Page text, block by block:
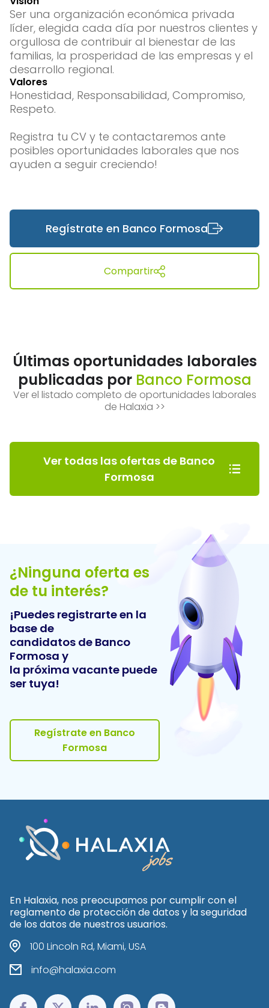
Ser una organización económica privada
líder, elegida cada día por nuestros clientes y
orgullosa de contribuir al bienestar de las
familias, la prosperidad de las empresas y el
desarrollo regional.
Valores
Honestidad, Responsabilidad, Compromiso,
Respeto.
Registra tu CV y te contactaremos ante
posibles oportunidades laborales que nos
ayuden a seguir creciendo!
Regístrate en Banco Formosa
Compartir
Últimas oportunidades laborales
publicadas por Banco Formosa
Ver el listado completo de oportunidades laborales
de Halaxia >>
Ver todas las ofertas de Banco
Formosa
¿Ninguna oferta es
de tu interés?
¡Puedes registrarte en la
base de
candidatos de Banco
Formosa y
la próxima vacante puede
ser tuya!
Regístrate en Banco
Formosa
En Halaxia, nos preocupamos por cumplir con el
reglamento de protección de datos y la seguridad
de los datos de nuestros usuarios.
100 Lincoln Rd, Miami, USA
info@halaxia.com